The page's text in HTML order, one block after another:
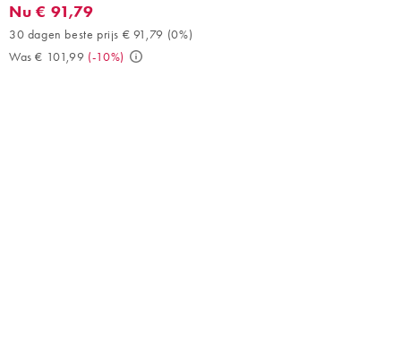
Nu € 91,79. 30 dagen beste prijs € 91,79 (0%). Was € 101,99. (-
Nu € 91,79
30 dagen beste prijs € 91,79 (0%)
Was € 101,99 (-10%)